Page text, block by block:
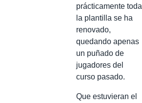
prácticamente toda
la plantilla se ha
renovado,
quedando apenas
un puñado de
jugadores del
curso pasado.
Que estuvieran el